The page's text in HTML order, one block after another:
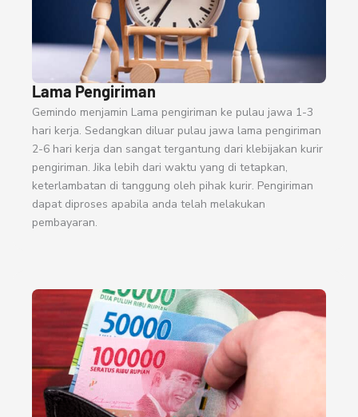
Lama Pengiriman
Gemindo menjamin Lama pengiriman ke pulau jawa 1-3
hari kerja. Sedangkan diluar pulau jawa lama pengiriman
2-6 hari kerja dan sangat tergantung dari klebijakan kurir
pengiriman. Jika lebih dari waktu yang di tetapkan,
keterlambatan di tanggung oleh pihak kurir. Pengiriman
dapat diproses apabila anda telah melakukan
pembayaran.